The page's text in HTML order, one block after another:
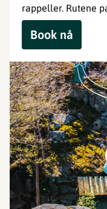
rappeller. Rutene
Book nå